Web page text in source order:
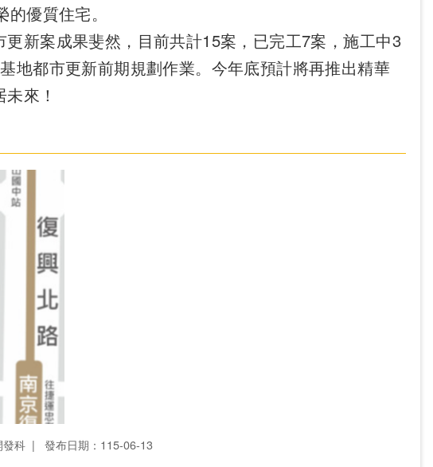
優質住宅。
新案成果斐然，目前共計15案，已完工7案，施工中3
地都市更新前期規劃作業。今年底預計將再推出精華
來！
發科 發布日期：115-06-13